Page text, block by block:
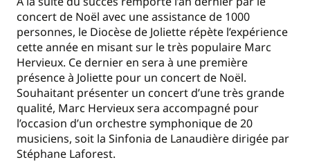
concert de Noël avec une assistance de 1000
personnes, le Diocèse de Joliette répète l’expérience
cette année en misant sur le très populaire Marc
Hervieux. Ce dernier en sera à une première
présence à Joliette pour un concert de Noël.
Souhaitant présenter un concert d’une très grande
qualité, Marc Hervieux sera accompagné pour
l’occasion d’un orchestre symphonique de 20
musiciens, soit la Sinfonia de Lanaudière dirigée par
Stéphane Laforest.